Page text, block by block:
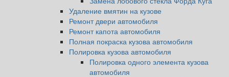
Удаление вмятин на кузове
Ремонт двери автомобиля
Ремонт капота автомобиля
Полная покраска кузова автомобиля
Полировка кузова автомобиля
Полировка одного элемента кузова
автомобиля